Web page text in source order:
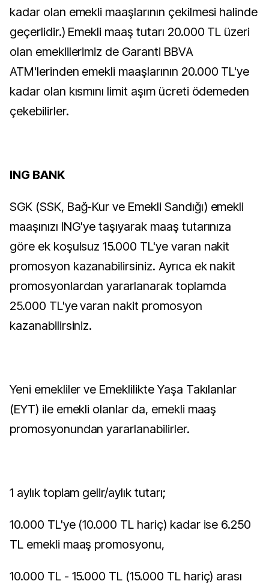
kadar olan emekli maaşlarının çekilmesi halinde
geçerlidir.) Emekli maaş tutarı 20.000 TL üzeri
olan emeklilerimiz de Garanti BBVA
ATM'lerinden emekli maaşlarının 20.000 TL'ye
kadar olan kısmını limit aşım ücreti ödemeden
çekebilirler.
ING BANK
SGK (SSK, Bağ-Kur ve Emekli Sandığı) emekli
maaşınızı ING'ye taşıyarak maaş tutarınıza
göre ek koşulsuz 15.000 TL'ye varan nakit
promosyon kazanabilirsiniz. Ayrıca ek nakit
promosyonlardan yararlanarak toplamda
25.000 TL'ye varan nakit promosyon
kazanabilirsiniz.
Yeni emekliler ve Emeklilikte Yaşa Takılanlar
(EYT) ile emekli olanlar da, emekli maaş
promosyonundan yararlanabilirler.
1 aylık toplam gelir/aylık tutarı;
10.000 TL'ye (10.000 TL hariç) kadar ise 6.250
TL emekli maaş promosyonu,
10.000 TL - 15.000 TL (15.000 TL hariç) arası